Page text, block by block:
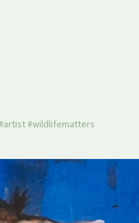
#wildlifematters